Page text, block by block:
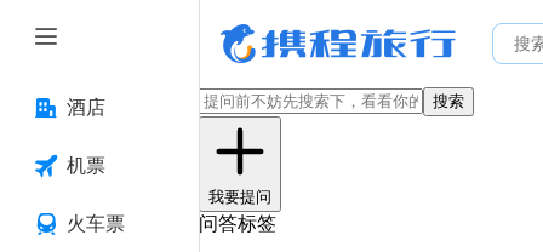
酒店
机票
火车票
搜索
我要提问
问答标签